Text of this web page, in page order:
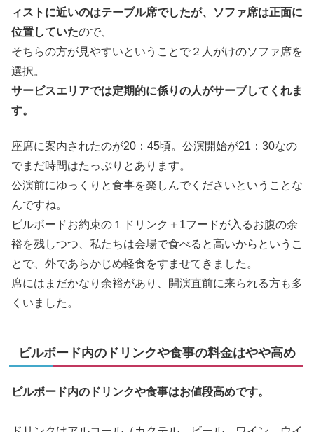
ィストに近いのはテーブル席でしたが、ソファ席は正面に
位置していたので、
そちらの方が見やすいということで２人がけのソファ席を
選択。
サービスエリアでは定期的に係りの人がサーブしてくれま
す。
座席に案内されたのが20：45頃。公演開始が21：30なの
でまだ時間はたっぷりとあります。
公演前にゆっくりと食事を楽しんでくださいということな
んですね。
ビルボードお約束の１ドリンク＋1フードが入るお腹の余
裕を残しつつ、私たちは会場で食べると高いからというこ
とで、外であらかじめ軽食をすませてきました。
席にはまだかなり余裕があり、開演直前に来られる方も多
くいました。
ビルボード内のドリンクや食事の料金はやや高め
ビルボード内のドリンクや食事はお値段高めです。